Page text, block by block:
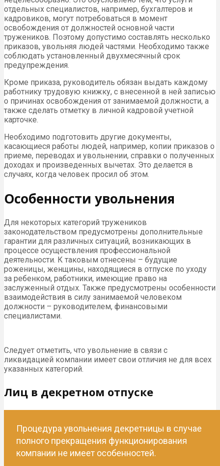
отдельных специалистов, например, бухгалтеров и
кадровиков, могут потребоваться в момент
освобождения от должностей основной части
тружеников. Поэтому допустимо составлять несколько
приказов, увольняя людей частями. Необходимо также
соблюдать установленный двухмесячный срок
предупреждения.
Кроме приказа, руководитель обязан выдать каждому
работнику трудовую книжку, с внесенной в ней записью
о причинах освобождения от занимаемой должности, а
также сделать отметку в личной кадровой учетной
карточке.
Необходимо подготовить другие документы,
касающиеся работы людей, например, копии приказов о
приеме, переводах и увольнении, справки о полученных
доходах и произведенных вычетах. Это делается в
случаях, когда человек просил об этом.
Особенности увольнения
Для некоторых категорий тружеников
законодательством предусмотрены дополнительные
гарантии для различных ситуаций, возникающих в
процессе осуществления профессиональной
деятельности. К таковым отнесены – будущие
роженицы, женщины, находящиеся в отпуске по уходу
за ребенком, работники, имеющие право на
заслуженный отдых. Также предусмотрены особенности
взаимодействия в силу занимаемой человеком
должности – руководителем, финансовыми
специалистами.
Следует отметить, что увольнение в связи с
ликвидацией компании имеет свои отличия не для всех
указанных категорий.
Лиц в декретном отпуске
Процедура увольнения декретницы в случае
полного прекращения функционирования
компании не имеет особенностей.